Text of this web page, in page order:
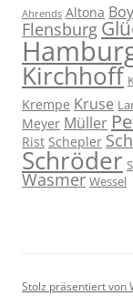
Ahrends Altona
Flensburg
Kirchhoff
Krempe Kruse
Meyer Müller
Rist Schepler
Schröder
Wasmer Wessel
Stolz präsentiert von